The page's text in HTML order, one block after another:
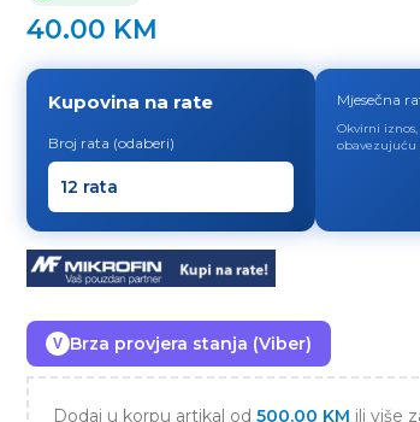
40.00 KM
Kupovina na rate
Broj rata (odaberi)
Mjesečna
Okvirni
obavezujuću
V Brza provjera stanja (Viber)
Dodaj u korpu artikal od 500.00 KM ili više